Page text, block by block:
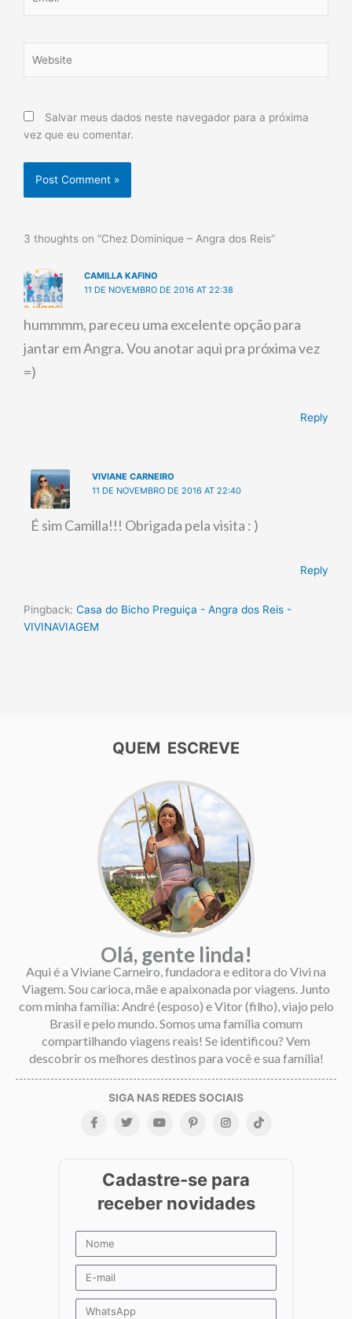
Salvar meus dados neste navegador para a próxima
vez que eu comentar.
3 thoughts on “Chez Dominique – Angra dos Reis”
CAMILLA KAFINO
11 DE NOVEMBRO DE 2016 AT 22:38
hummmm, pareceu uma excelente opção para
jantar em Angra. Vou anotar aqui pra próxima vez
=)
Reply
VIVIANE CARNEIRO
11 DE NOVEMBRO DE 2016 AT 22:40
É sim Camilla!!! Obrigada pela visita : )
Reply
Pingback: Casa do Bicho Preguiça - Angra dos Reis -
VIVINAVIAGEM
QUEM ESCREVE
Olá, gente linda!
Aqui é a Viviane Carneiro, fundadora e editora do Vivi na
Viagem. Sou carioca, mãe e apaixonada por viagens. Junto
com minha família: André (esposo) e Vitor (filho), viajo pelo
Brasil e pelo mundo. Somos uma família comum
compartilhando viagens reais! Se identificou? Vem
descobrir os melhores destinos para você e sua família!